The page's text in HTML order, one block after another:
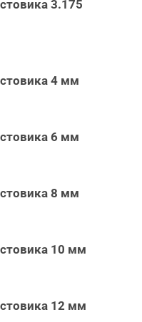
3.175
4 мм
6 мм
8 мм
10 мм
12 мм